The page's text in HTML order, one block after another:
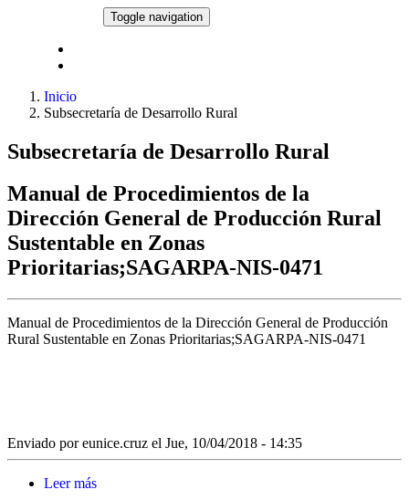
Pasar al contenido principal
Toggle navigation
Inicio
Subsecretaría de Desarrollo Rural
Subsecretaría de Desarrollo Rural
Manual de Procedimientos de la
Dirección General de Producción Rural
Sustentable en Zonas
Prioritarias;SAGARPA-NIS-0471
Manual de Procedimientos de la Dirección General de Producción
Rural Sustentable en Zonas Prioritarias;SAGARPA-NIS-0471
Enviado poreunice.cruz el Jue, 10/04/2018 - 14:35
Leer más